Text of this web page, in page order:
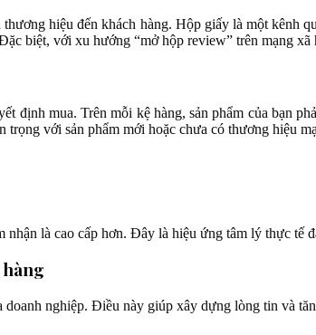
hiệu đến khách hàng. Hộp giấy là một kênh
biệt, với xu hướng “mở hộp review” trên mạng
định mua. Trên mỗi kệ hàng, sản phẩm của bạn
với sản phẩm mới hoặc chưa có thương hiệu
là cao cấp hơn. Đây là hiệu ứng tâm lý thực tế
nghiệp. Điều này giúp xây dựng lòng tin và